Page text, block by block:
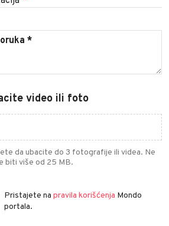
video ili foto
da ubacite do 3 fotografije ili videa. Ne
biti više od 25 MB.
Pristajete na pravila korišćenja Mondo
portala.